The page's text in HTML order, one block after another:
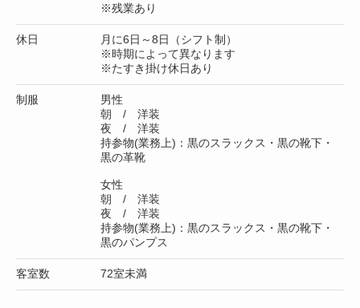
※残業あり
休日
月に6日～8日（シフト制）
※時期によって異なります
※たすき掛け休日あり
制服
男性
朝 / 洋装
夜 / 洋装
持参物(業務上)：黒のスラックス・黒の靴下・
黒の革靴
女性
朝 / 洋装
夜 / 洋装
持参物(業務上)：黒のスラックス・黒の靴下・
黒のパンプス
客室数 72室未満